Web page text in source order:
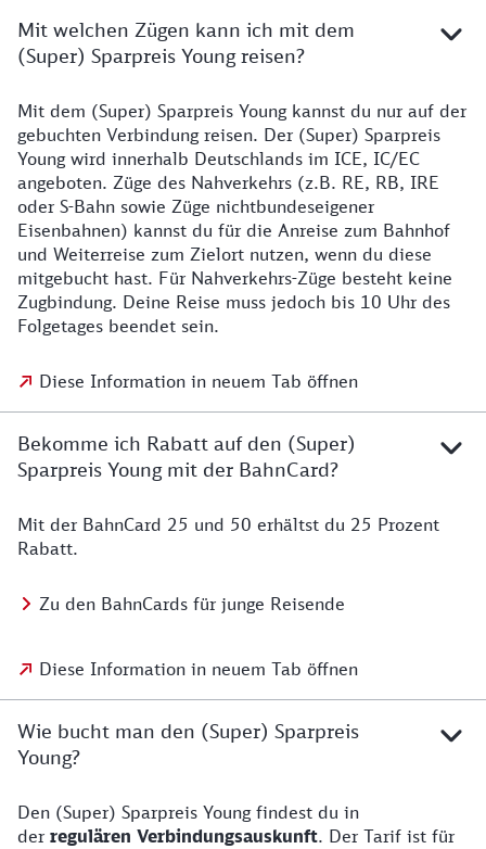
Mit welchen Zügen kann ich mit dem
(Super) Sparpreis Young reisen?
Mit dem (Super) Sparpreis Young kannst du nur auf der
gebuchten Verbindung reisen. Der (Super) Sparpreis
Young wird innerhalb Deutschlands im ICE, IC/EC
angeboten. Züge des Nahverkehrs (z.B. RE, RB, IRE
oder S-Bahn sowie Züge nichtbundeseigener
Eisenbahnen) kannst du für die Anreise zum Bahnhof
und Weiterreise zum Zielort nutzen, wenn du diese
mitgebucht hast. Für Nahverkehrs-Züge besteht keine
Zugbindung. Deine Reise muss jedoch bis 10 Uhr des
Folgetages beendet sein.
Diese Information in neuem Tab öffnen
Bekomme ich Rabatt auf den (Super)
Sparpreis Young mit der BahnCard?
Mit der BahnCard 25 und 50 erhältst du 25 Prozent
Rabatt.
Zu den BahnCards für junge Reisende
Diese Information in neuem Tab öffnen
Wie bucht man den (Super) Sparpreis
Young?
Den (Super) Sparpreis Young findest du in
der regulären Verbindungsauskunft. Der Tarif ist für